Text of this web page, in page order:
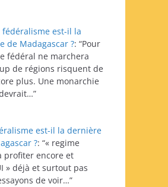
fédéralisme est-il la
de Madagascar ?: “Pour
fédéral ne marchera
de régions risquent de
plus. Une monarchie
”
est-il la dernière
?: “« regime
profiter encore et
» déjà et surtout pas
de voir…”